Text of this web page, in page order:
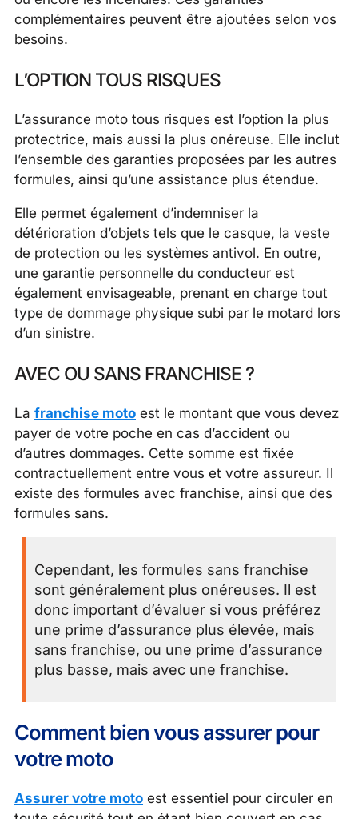
complémentaires peuvent être ajoutées selon vos
besoins.
L’OPTION TOUS RISQUES
L’assurance moto tous risques est l’option la plus
protectrice, mais aussi la plus onéreuse. Elle inclut
l’ensemble des garanties proposées par les autres
formules, ainsi qu’une assistance plus étendue.
Elle permet également d’indemniser la
détérioration d’objets tels que le casque, la veste
de protection ou les systèmes antivol. En outre,
une garantie personnelle du conducteur est
également envisageable, prenant en charge tout
type de dommage physique subi par le motard lors
d’un sinistre.
AVEC OU SANS FRANCHISE ?
La franchise moto est le montant que vous devez
payer de votre poche en cas d’accident ou
d’autres dommages. Cette somme est fixée
contractuellement entre vous et votre assureur. Il
existe des formules avec franchise, ainsi que des
formules sans.
Cependant, les formules sans franchise
sont généralement plus onéreuses. Il est
donc important d’évaluer si vous préférez
une prime d’assurance plus élevée, mais
sans franchise, ou une prime d’assurance
plus basse, mais avec une franchise.
Comment bien vous assurer pour
votre moto
Assurer votre moto est essentiel pour circuler en